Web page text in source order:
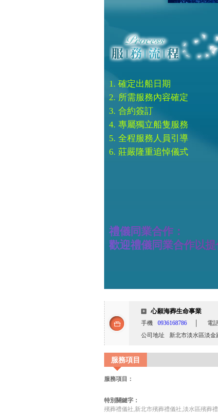
1. 確定出船日期
2. 所需服務內容確定
3. 合約簽訂
4. 專屬獨立船隻服務
5. 全程服務人員引導
6. 莊嚴隆重追悼儀式
禮儀同業合作：
歡迎禮儀同業合作以
心願海葬生命事業
手機 0936168786
電
公司地址
新北市淡水區淡金
服務項目
服務項目：
特別關鍵字：
殯葬禮儀社,新北市殯葬禮儀社,淡水區殯葬